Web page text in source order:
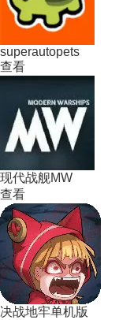
superautopets
查看
现代战舰MW
查看
决战地牢单机版